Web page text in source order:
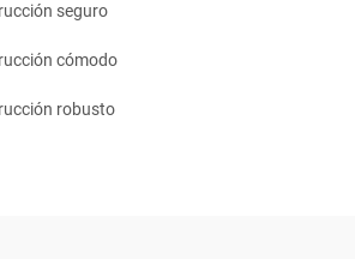
seguro
cómodo
robusto